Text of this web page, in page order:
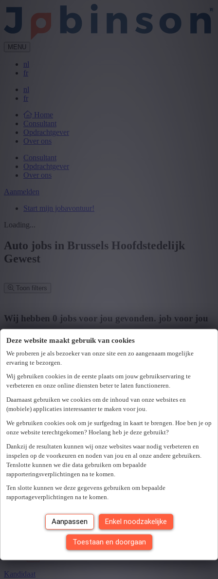
Deze website maakt gebruik van cookies
We proberen je als bezoeker van onze site een zo aangenaam mogelijke
ervaring te bezorgen.
Wij gebruiken cookies in de eerste plaats om jouw gebruikservaring te
verbeteren en onze online diensten beter te laten functioneren.
Daarnaast gebruiken we cookies om de inhoud van onze websites en
(mobiele) applicaties interessanter te maken voor jou.
We gebruiken cookies ook om je surfgedrag in kaart te brengen. Hoe ben je op
onze website terechtgekomen? Hoelang heb je deze gebruikt?
Dankzij de resultaten kunnen wij onze websites waar nodig verbeteren en
inspelen op de voorkeuren en noden van jou en al onze andere gebruikers.
Tenslotte kunnen we die data gebruiken om bepaalde
rapporteringsverplichtingen na te komen.
Ten slotte kunnen we deze gegevens gebruiken om bepaalde
rapportageverplichtingen na te komen.
Aanpassen Enkel noodzakelijke
Toestaan en doorgaan
MENU
nl
fr
nl
fr
Home
Consultant
Opdrachtgever
Over ons
Consultant
Opdrachtgever
Over ons
Aanmelden
Start mijn jobavontuur!
Loading...
Auto jobs in Brussels Hoofdstedelijk
Gewest
Toon filters
Zoek op functie, jobtitel, bedrijf,...
Postcode of gemeente
Zoek vacatures
Mijn gekozen filters
Wis alle filters
Provincie
+ Toon meer - Toon minder
Wij hebben 0 jobs voor jou gevonden. job voor jou
gevonden
U hebt geen toegang tot deze pagina of bent niet langer aangemeld.
Opnieuw aanmelden.
Sluiten
Je hebt0van0jobs gezien.
Kandidaat